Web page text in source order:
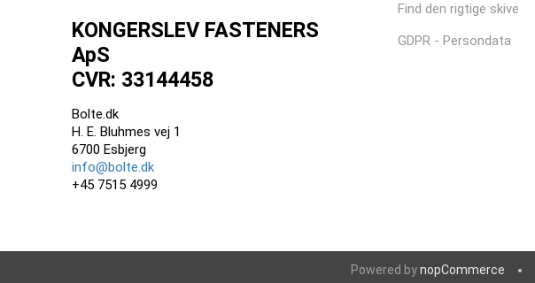
KONGERSLEV FASTENERS
ApS
CVR: 33144458
Bolte.dk
H. E. Bluhmes vej 1
6700 Esbjerg
info@bolte.dk
+45 7515 4999
Find den rigtige skive
GDPR - Persondata
Powered bynopCommerce